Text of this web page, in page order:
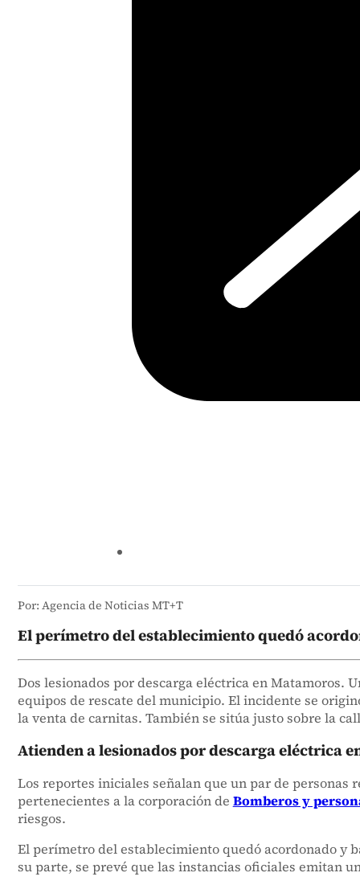
Por: Agencia de Noticias MT+T
El perímetro del establecimiento quedó
Dos lesionados por descarga eléctrica en Matamoros.
equipos de rescate del municipio. El incidente se
la venta de carnitas. También se sitúa justo sobre la
Atienden a lesionados por descarga eléctrica
Los reportes iniciales señalan que un par de
pertenecientes a la corporación de Bomberos y
riesgos.
El perímetro del establecimiento quedó acordonado y
su parte, se prevé que las instancias oficiales emitan